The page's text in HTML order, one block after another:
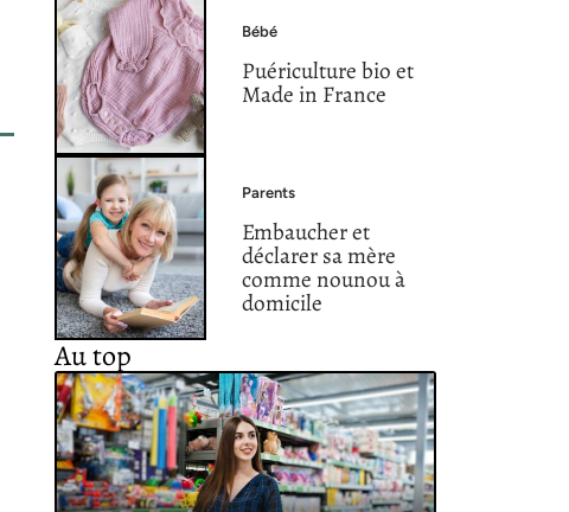
Bébé
Puériculture bio et
Made in France
Parents
Embaucher et
déclarer sa mère
comme nounou à
domicile
Au top